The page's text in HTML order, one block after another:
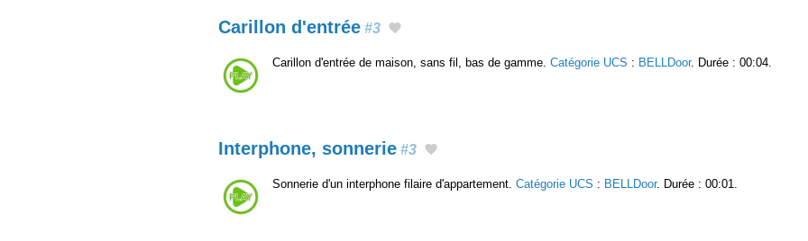
Carillon d'entrée #3
Carillon d'entrée de maison, sans fil, bas de gamme. Catégorie UCS : BELLDoor. Durée : 00:04.
Interphone, sonnerie #3
Sonnerie d'un interphone filaire d'appartement. Catégorie UCS : BELLDoor. Durée : 00:01.